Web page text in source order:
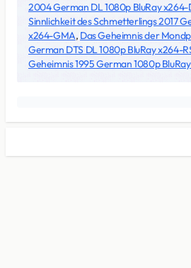
2004 German DL 1080p BluRay x264-
Sinnlichkeit des Schmetterlings 2017
x264-GMA, Das Geheimnis der
German DTS DL 1080p BluRay x264-
Geheimnis 1995 German 1080p